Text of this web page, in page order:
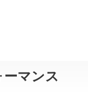
マンス